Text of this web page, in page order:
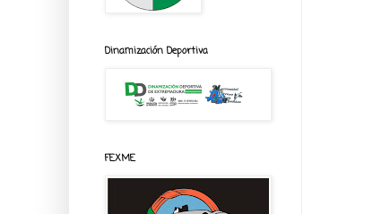
Dinamización Deportiva
FEXME